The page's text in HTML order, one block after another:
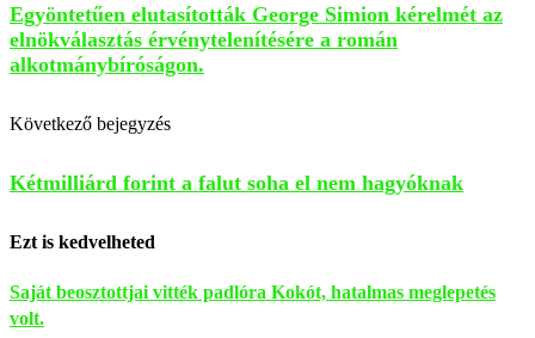
Egyöntetűen elutasították George Simion kérelmét az
elnökválasztás érvénytelenítésére a román
alkotmánybíróságon.
Következő bejegyzés
Kétmilliárd forint a falut soha el nem hagyóknak
Ezt is kedvelheted
Saját beosztottjai vitték padlóra Kokót, hatalmas meglepetés
volt.